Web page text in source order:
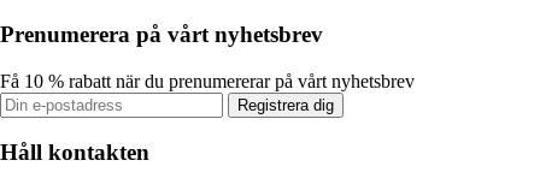
Prenumerera på vårt nyhetsbrev
Få 10 % rabatt när du prenumererar på vårt nyhetsbrev
Registrera dig
Håll kontakten